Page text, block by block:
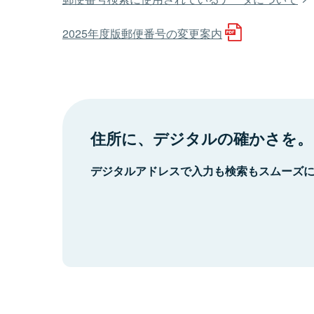
2025年度版郵便番号の変更案内
住所に、デジタルの確かさを。
デジタルアドレスで入力も検索もスムーズ